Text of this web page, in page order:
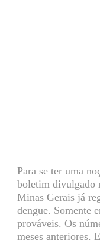
Para se ter uma
boletim divulgado
Minas Gerais já
dengue. Somente
prováveis. Os
meses anteriores.